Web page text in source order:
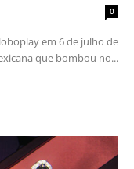
0
em 6 de julho de
que bombou no...